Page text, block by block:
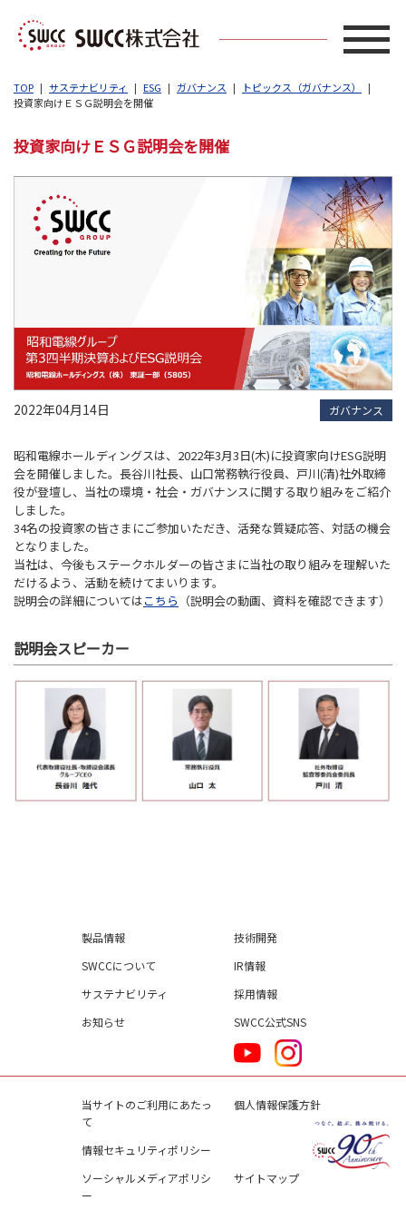
TOP サステナビリティ ESG ガバナンス
トピックス（ガバナンス）
投資家向けＥＳＧ説明会を開催
投資家向けＥＳＧ説明会を開催
2022年04月14日 ガバナンス
昭和電線ホールディングスは、 2022年3月3日(木)に投資家向けESG説明
会を開催しました。長谷川社長、山口常務執行役員、戸川(清)社外取締
役が登壇し、当社の環境・社会・ガバナンスに関する取り組みをご紹介
しました。
34名の投資家の皆さまにご参加いただき、活発な質疑応答、対話の機会
となりました。
当社は、今後もステークホルダーの皆さまに当社の取り組みを理解いた
だけるよう、活動を続けてまいります。
説明会の詳細についてはこちら （説明会の動画、資料を確認できます）
説明会スピーカー
製品情報
技術開発
SWCCについて
IR情報
サステナビリティ
採用情報
お知らせ
SWCC公式SNS
当サイトのご利用にあたっ
て
個人情報保護方針
情報セキュリティポリシー
ソーシャルメディアポリシ
ー
サイトマップ